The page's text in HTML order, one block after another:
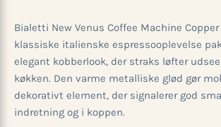
Bialetti New Venus Coffee Machine
klassiske italienske espressooplevelse
elegant kobberlook, der straks løfter
køkken. Den varme metalliske glød gør
dekorativt element, der signalerer god
indretning og i koppen.